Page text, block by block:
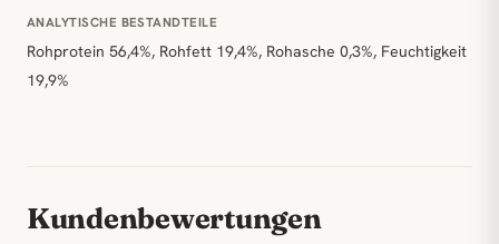
ANALYTISCHE BESTANDTEILE
Rohprotein 56,4%, Rohfett 19,4%, Rohasche 0,3%, Feuchtigkeit
19,9%
Kundenbewertungen